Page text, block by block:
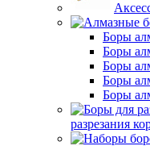
Боры
Боры
Боры
Боры
Боры
разрезания